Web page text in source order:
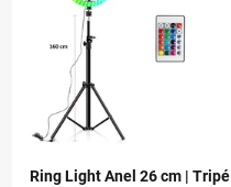
Ring Light Anel 26 cm | Tripé